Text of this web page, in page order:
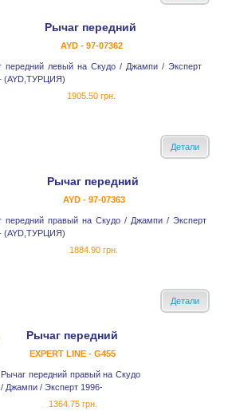
Рычаг передний
AYD - 97-07362
передний левый на Скудо / Джампи / Эксперт
(AYD,ТУРЦИЯ)
1905.50 грн.
Детали
Рычаг передний
AYD - 97-07363
передний правый на Скудо / Джампи / Эксперт
(AYD,ТУРЦИЯ)
1884.90 грн.
Детали
Рычаг передний
EXPERT LINE - G455
Рычаг передний правый на Скудо
/ Джампи / Эксперт 1996-
1364.75 грн.